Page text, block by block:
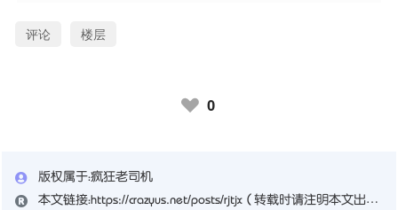
评论 楼层
♥ 0
版权属于：疯狂老司机
本文链接：https://crazyus.net/posts/rjtjx（转载时请注明本文出处及文章链接）